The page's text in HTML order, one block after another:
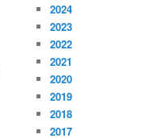
2024
2023
2022
2021
2020
2019
2018
2017